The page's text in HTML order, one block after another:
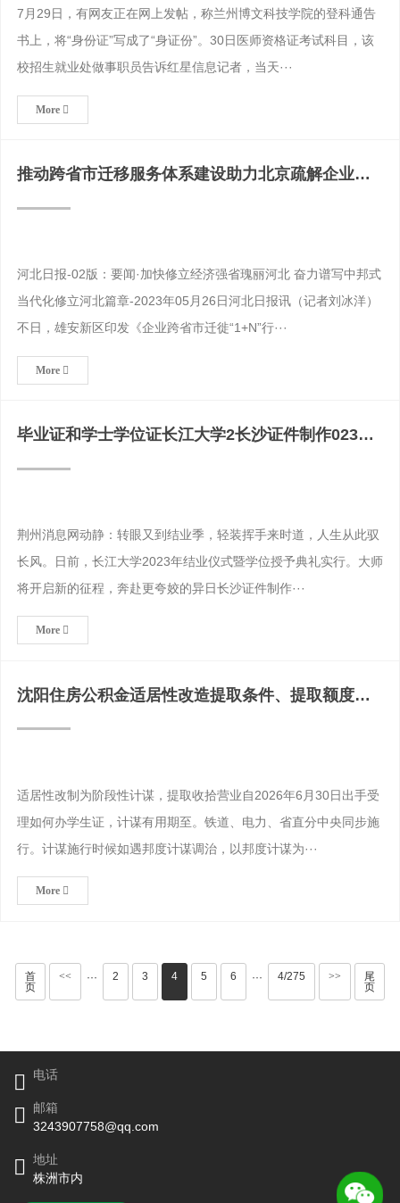
7月29日，有网友正在网上发帖，称兰州博文科技学院的登科通告
书上，将“身份证”写成了“身证份”。30日医师资格证考试科目，该
校招生就业处做事职员告诉红星信息记者，当天···
More
推动跨省市迁移服务体系建设助力北京疏解企业高
效落户刻章软件版
河北日报-02版：要闻·加快修立经济强省瑰丽河北 奋力谱写中邦式
当代化修立河北篇章-2023年05月26日河北日报讯（记者刘冰洋）
不日，雄安新区印发《企业跨省市迁徙“1+N”行···
More
毕业证和学士学位证长江大学2长沙证件制作023年
毕业典礼暨学
荆州消息网动静：转眼又到结业季，轻装挥手来时道，人生从此驭
长风。日前，长江大学2023年结业仪式暨学位授予典礼实行。大师
将开启新的征程，奔赴更夸姣的异日长沙证件制作···
More
沈阳住房公积金适居性改造提取条件、提取额度及
办理方式！？结婚
适居性改制为阶段性计谋，提取收拾营业自2026年6月30日出手受
理如何办学生证，计谋有用期至。铁道、电力、省直分中央同步施
行。计谋施行时候如遇邦度计谋调治，以邦度计谋为···
More
首
页
<< ··· 2 3 4 5 6 ··· 4/275 >>
尾
页
电话
邮箱
3243907758@qq.com
地址
株洲市内